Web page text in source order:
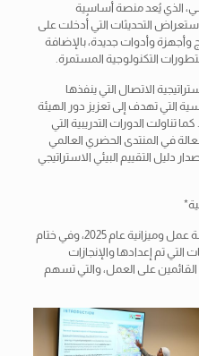
الذي يُعد منصة أساسية
التحديثات التي أُدخلت على
في ذلك برامج وأجهزة وأدوات جديدة، بالإضافة
التكنولوجية المستمرة.
الاتصال التي ينفذها
التي تهدف إلى تعزيز دور الهيئة
تناولت الدورات التدريبية التي
الفعالة في المنتدى الحضري العالمي
دليل التقييم البيئي الاستراتيجي
تمت الموافقة خلال الاجتماع على خطة عمل وميزانية عام 2025، وفي ختام
تم إعدادها والإنجازات
القائمين على العمل، والتي تسهم